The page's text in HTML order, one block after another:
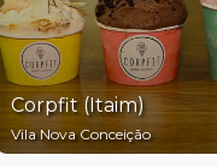
Corpfit (Itaim)
Vila Nova Conceição